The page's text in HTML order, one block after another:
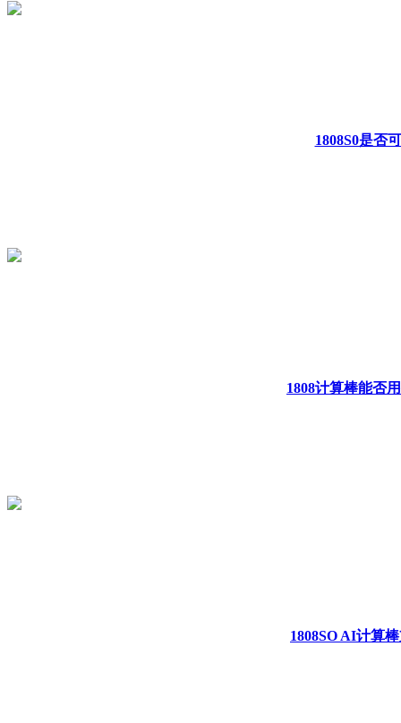
1808S0是否
1808计算棒能否
1808SO AI计算